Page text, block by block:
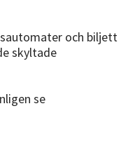
och biljett
skyltade
se